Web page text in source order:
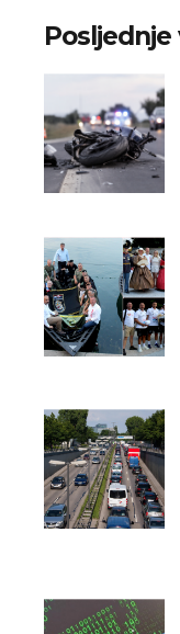
Posljednje